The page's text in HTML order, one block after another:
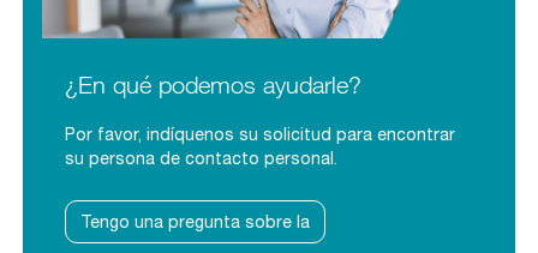
¿En qué podemos ayudarle?
Por favor, indíquenos su solicitud para encontrar
su persona de contacto personal.
Tengo una pregunta sobre la